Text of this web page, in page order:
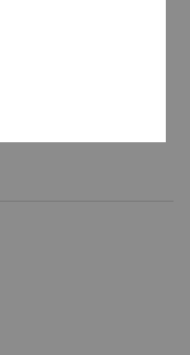
提供的个人应聘